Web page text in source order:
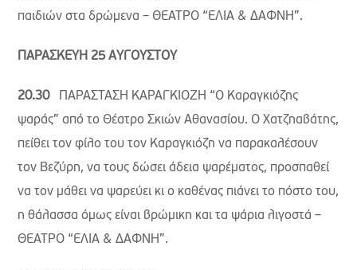
παιδιών στα δρώμενα – ΘΕΑΤΡΟ “ΕΛΙΑ & ΔΑΦΝΗ”.
ΠΑΡΑΣΚΕΥΗ 25 ΑΥΓΟΥΣΤΟΥ
20.30
ΠΑΡΑΣΤΑΣΗ ΚΑΡΑΓΚΙΟΖΗ “Ο Καραγκιόζης
ψαράς” από το Θέατρο Σκιών Αθανασίου. Ο Χατζηαβάτης,
πείθει τον φίλο του τον Καραγκιόζη να παρακαλέσουν
τον Βεζύρη, να τους δώσει άδεια ψαρέματος, προσπαθεί
να τον μάθει να ψαρεύει κι ο καθένας πιάνει το πόστο του,
η θάλασσα όμως είναι βρώμικη και τα ψάρια λιγοστά –
ΘΕΑΤΡΟ “ΕΛΙΑ & ΔΑΦΝΗ”.